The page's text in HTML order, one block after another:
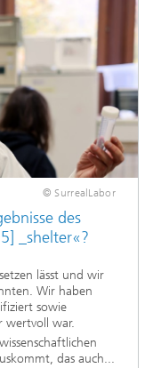
© SurrealLabor
des
_shelter«?
lässt und wir
Wir haben
sowie
wertvoll war.
das auch...